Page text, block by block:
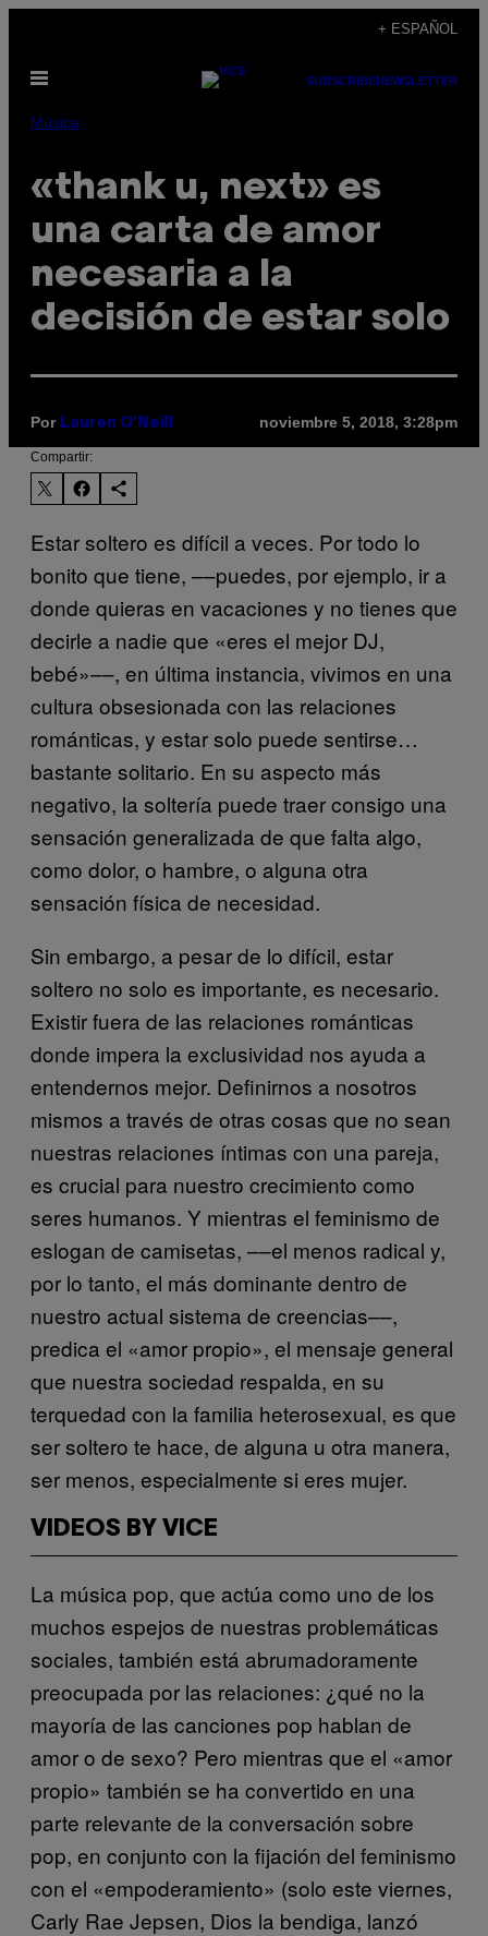
contenido
+ ESPAÑOL
Abrir
SUBSCRIBENEWSLETTER
Música
«thank u, next» es
una carta de amor
necesaria a la
decisión de estar solo
Por Lauren O'Neill noviembre 5, 2018, 3:28pm
Compartir:
Estar soltero es difícil a veces. Por todo lo
bonito que tiene, ––puedes, por ejemplo, ir a
donde quieras en vacaciones y no tienes que
decirle a nadie que «eres el mejor DJ,
bebé»––, en última instancia, vivimos en una
cultura obsesionada con las relaciones
románticas, y estar solo puede sentirse…
bastante solitario. En su aspecto más
negativo, la soltería puede traer consigo una
sensación generalizada de que falta algo,
como dolor, o hambre, o alguna otra
sensación física de necesidad.
Sin embargo, a pesar de lo difícil, estar
soltero no solo es importante, es necesario.
Existir fuera de las relaciones románticas
donde impera la exclusividad nos ayuda a
entendernos mejor. Definirnos a nosotros
mismos a través de otras cosas que no sean
nuestras relaciones íntimas con una pareja,
es crucial para nuestro crecimiento como
seres humanos. Y mientras el feminismo de
eslogan de camisetas, ––el menos radical y,
por lo tanto, el más dominante dentro de
nuestro actual sistema de creencias––,
predica el «amor propio», el mensaje general
que nuestra sociedad respalda, en su
terquedad con la familia heterosexual, es que
ser soltero te hace, de alguna u otra manera,
ser menos, especialmente si eres mujer.
VIDEOS BY VICE
La música pop, que actúa como uno de los
muchos espejos de nuestras problemáticas
sociales, también está abrumadoramente
preocupada por las relaciones: ¿qué no la
mayoría de las canciones pop hablan de
amor o de sexo? Pero mientras que el «amor
propio» también se ha convertido en una
parte relevante de la conversación sobre
pop, en conjunto con la fijación del feminismo
con el «empoderamiento» (solo este viernes,
Carly Rae Jepsen, Dios la bendiga, lanzó